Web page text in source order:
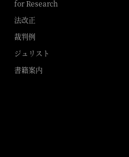
for Research
法改正
裁判例
ジュリスト
書籍案内